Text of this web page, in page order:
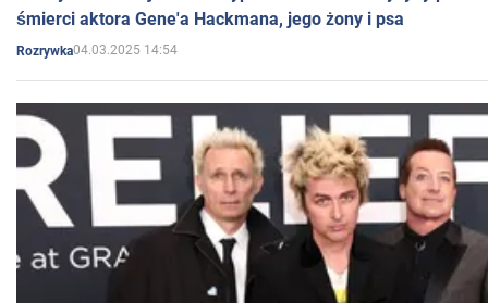
śmierci aktora Gene'a Hackmana, jego żony i psa
Rozrywka04.03.2025 14:54